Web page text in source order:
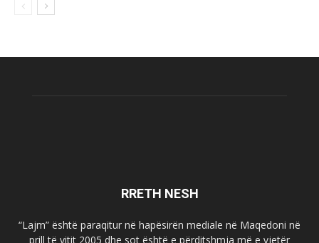
RRETH NESH
“Lajm” është paraqitur në hapësirën mediale në Maqedoni në
prill të vitit 2005 dhe sot është e përditshmja më e vjetër